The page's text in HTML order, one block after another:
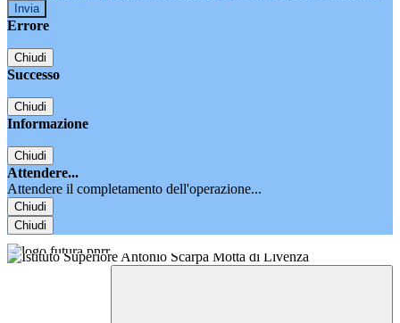
Errore
Chiudi
Successo
Chiudi
Informazione
Chiudi
Attendere...
Attendere il completamento dell'operazione...
Chiudi
Chiudi